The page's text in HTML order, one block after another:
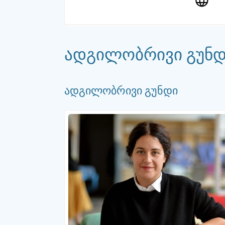
ადგილობრივი
ადგილობრივი გუნდი